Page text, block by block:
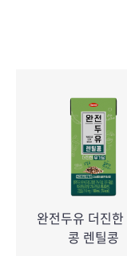
완전두유 더진
콩 렌틸콩